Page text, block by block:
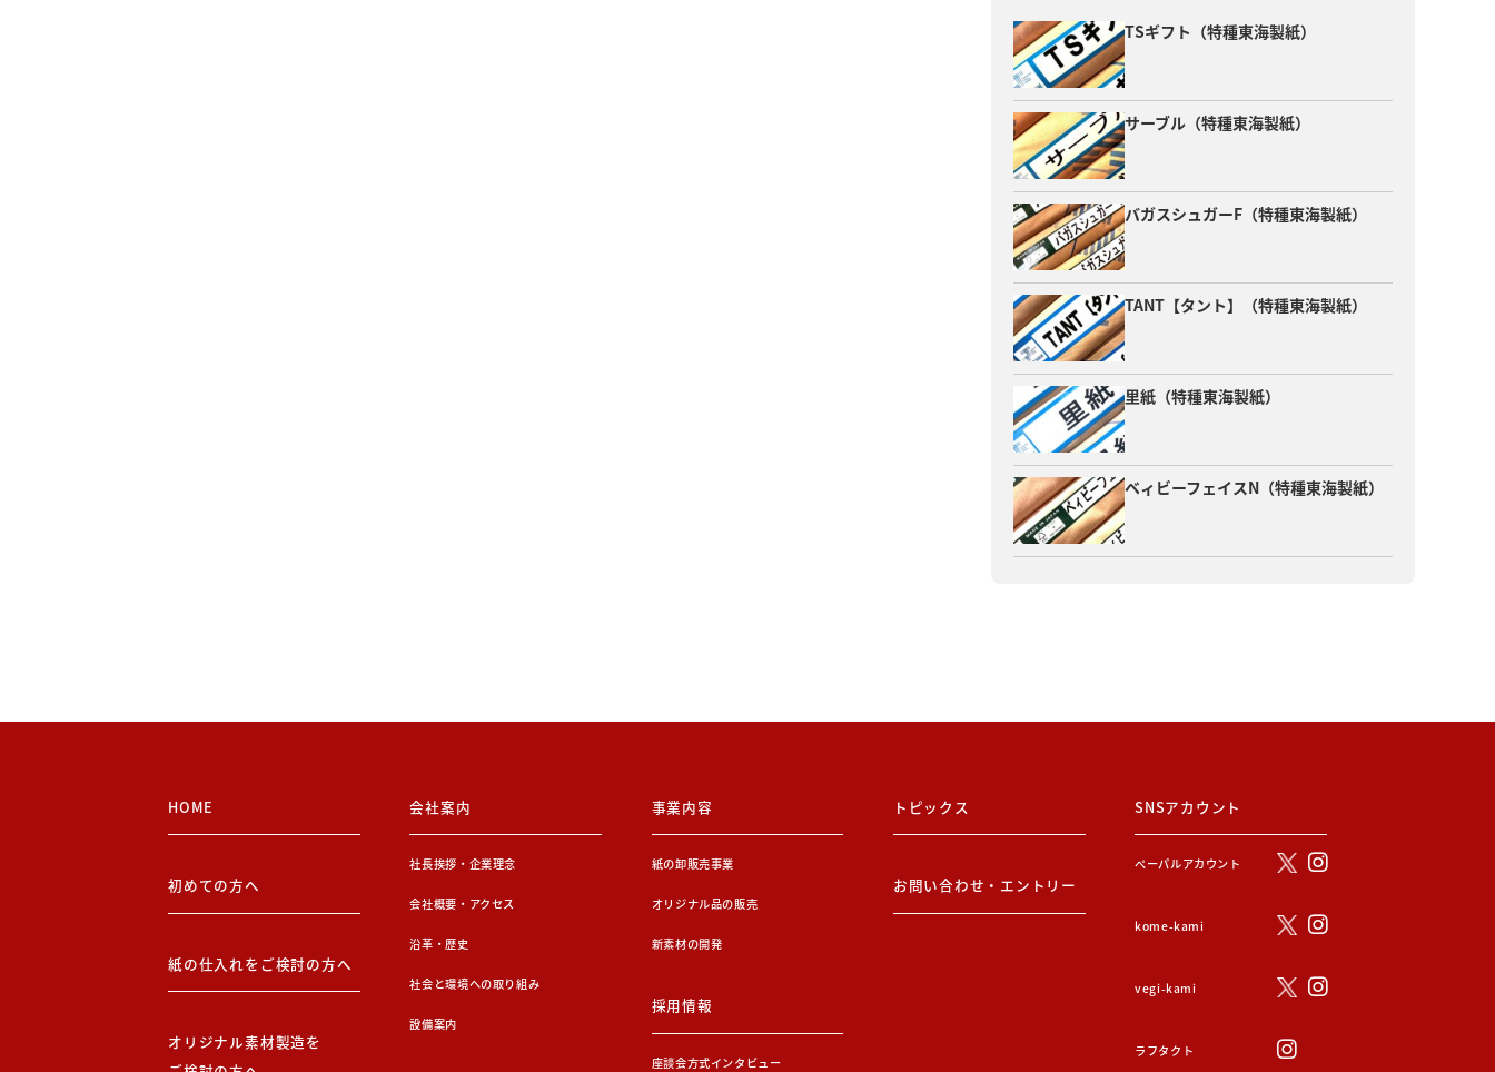
TSギフト（特種東海製紙）
サーブル（特種東海製紙）
バガスシュガーF（特種東海製紙）
TANT【タント】（特種東海製紙）
里紙（特種東海製紙）
ベィビーフェイスN（特種東海製紙）
HOME
初めての方へ
紙の仕入れをご検討の方へ
オリジナル素材製造を
会社案内
社長挨拶・企業理念
会社概要・アクセス
沿革・歴史
社会と環境への取り組み
設備案内
事業内容
紙の卸販売事業
オリジナル品の販売
新素材の開発
採用情報
座談会方式インタビュー
トピックス
お問い合わせ・エントリー
SNSアカウント
ぺーパルアカウント
kome-kami
vegi-kami
ラフタクト